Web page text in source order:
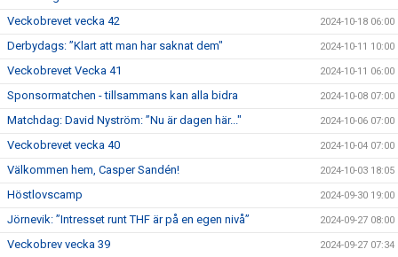
Veckobrevet vecka 42 2024-10-18 06:00
Derbydags: ”Klart att man har saknat dem" 2024-10-11 10:00
Veckobrevet Vecka 41 2024-10-11 06:00
Sponsormatchen - tillsammans kan alla bidra 2024-10-08 07:00
Matchdag: David Nyström: ”Nu är dagen här..." 2024-10-06 07:00
Veckobrevet vecka 40 2024-10-04 07:00
Välkommen hem, Casper Sandén! 2024-10-03 18:05
Höstlovscamp 2024-09-30 19:00
Jörnevik: ”Intresset runt THF är på en egen nivå” 2024-09-27 08:00
Veckobrev vecka 39 2024-09-27 07:34